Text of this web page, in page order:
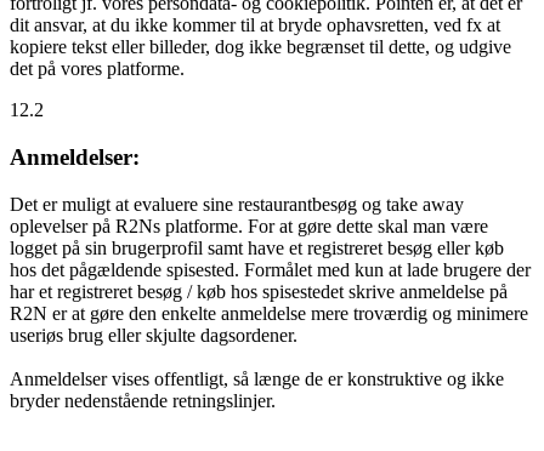
dit ansvar, at du ikke kommer til at bryde ophavsretten, ved fx at
kopiere tekst eller billeder, dog ikke begrænset til dette, og udgive
det på vores platforme.
12.2
Anmeldelser:
Det er muligt at evaluere sine restaurantbesøg og take away
oplevelser på R2Ns platforme. For at gøre dette skal man være
logget på sin brugerprofil samt have et registreret besøg eller køb
hos det pågældende spisested. Formålet med kun at lade brugere der
har et registreret besøg / køb hos spisestedet skrive anmeldelse på
R2N er at gøre den enkelte anmeldelse mere troværdig og minimere
useriøs brug eller skjulte dagsordener.
Anmeldelser vises offentligt, så længe de er konstruktive og ikke
bryder nedenstående retningslinjer.